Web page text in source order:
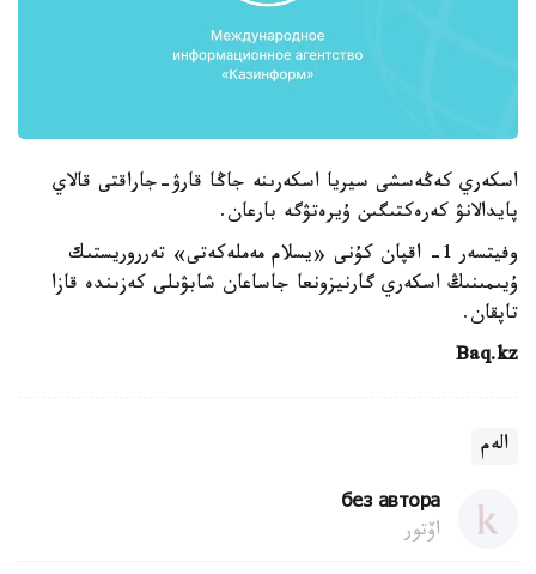
اسكەري كەڭەسشى سيريا اسكەرىنە جاڭا قارۋ-جاراقتى قالاي
پايدالانۋ كەرەكتىگىن ۇيرەتۋگە بارعان.
وفيتسەر 1- اقپان كۇنى «يسلام مەملەكەتى» تەرروريستىك
ۇيىمىنىڭ اسكەري گارنيزونعا جاساعان شابۋىلى كەزىندە قازا
تاپقان.
Baq.kz
الەم
без автора
اۆتور